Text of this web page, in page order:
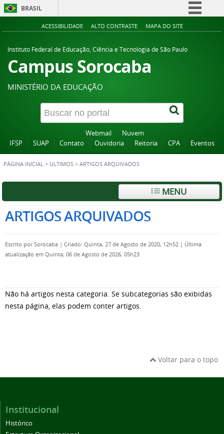
BRASIL
Simplifique!
Acesso à informação
Canais
ACESSIBILIDADE ALTO CONTRASTE MAPA DO SITE
Instituto Federal de Educação, Ciência e Tecnologia de São Paulo
Campus Sorocaba
MINISTÉRIO DA EDUCAÇÃO
Webmail
Nuvem
IFSP
SUAP Contato Ouvidoria Reitoria CPA Eventos
PÁGINA INICIAL > ULTIMOS > ARTIGOS ARQUIVADOS
MENU
ARTIGOS ARQUIVADOS
Escrito porSorocaba | Criado: Quinta, 27 de Agosto de 2020, 12h52 | Última
atualização em Quinta, 06 de Agosto de 2026, 05h23
Não há artigos nesta categoria. Se subcategorias são exibidas
nesta página, elas podem conter artigos.
Voltar para o topo
Institucional
Histórico